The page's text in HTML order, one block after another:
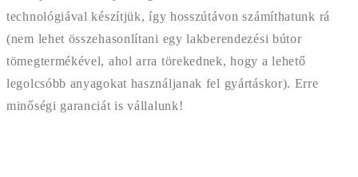
technológiával készítjük, így hosszútávon számíthatunk rá
(nem lehet összehasonlítani egy lakberendezési bútor
tömegtermékével, ahol arra törekednek, hogy a lehető
legolcsóbb anyagokat használjanak fel gyártáskor). Erre
minőségi garanciát is vállalunk!